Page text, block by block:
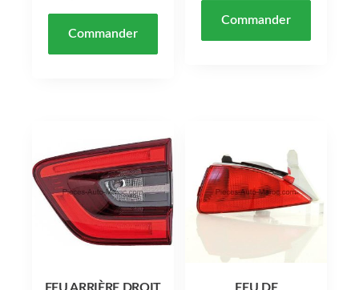
Commander
Commander